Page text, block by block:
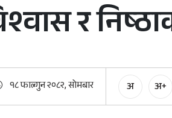
र
१८ फाल्गुन २०८२, सोमबार अ अ+